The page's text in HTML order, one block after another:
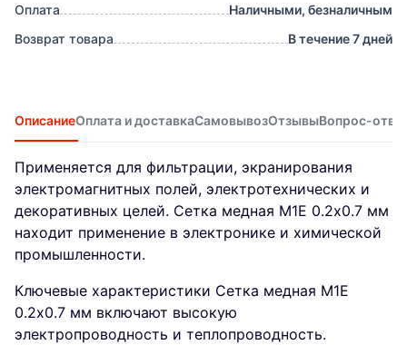
Оплата
Наличными, безналичным
Возврат товара
В течение 7 дней
ОписаниеОплата и доставкаСамовывозОтзывыВопрос-
Применяется для фильтрации, экранирования
электромагнитных полей, электротехнических и
декоративных целей. Сетка медная М1Е 0.2х0.7 мм
находит применение в электронике и химической
промышленности.
Ключевые характеристики Сетка медная М1Е
0.2х0.7 мм включают высокую
электропроводность и теплопроводность.